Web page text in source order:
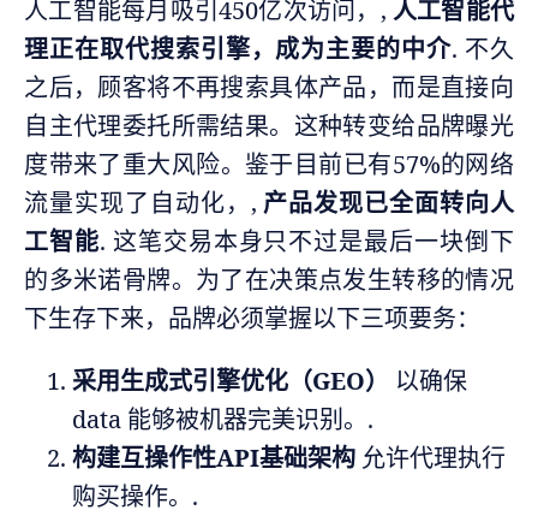
人工智能每月吸引450亿次访问，, 人工智能代
理正在取代搜索引擎，成为主要的中介. 不久
之后，顾客将不再搜索具体产品，而是直接向
自主代理委托所需结果。这种转变给品牌曝光
度带来了重大风险。鉴于目前已有57%的网络
流量实现了自动化，, 产品发现已全面转向人
工智能. 这笔交易本身只不过是最后一块倒下
的多米诺骨牌。为了在决策点发生转移的情况
下生存下来，品牌必须掌握以下三项要务：
采用生成式引擎优化（GEO）
以确保
data 能够被机器完美识别。.
构建互操作性API基础架构 允许代理执行
购买操作。.